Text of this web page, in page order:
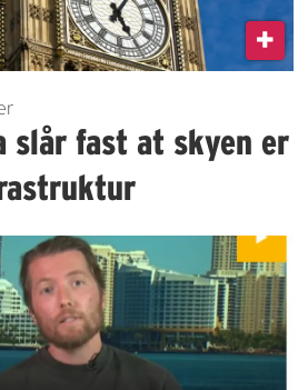
slår fast at skyen er